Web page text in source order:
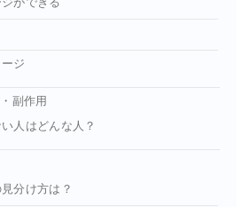
ジ
副作用
人はどんな人？
分け方は？